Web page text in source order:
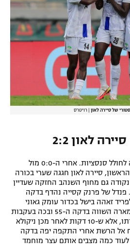
לבית עסק
של סיירה לאון רויטרס
לאון 2:2
הפתעת הטורניר ממשיכה לחולל סנסציות. אחרי ה-0:0 מול
סיירה לאון חגגה שערי בכורה
גם מחוף השנהב החזקה שעדיין
פנדל של פרנק קסייה נהדף בדקה
אבל בדקה ה-25 ווילפריד זאהה בישל בכדור עומק גאוני
לסבסטיאן האלר. מוסא קמארה השווה בדקה ה-55 ובכה בעקבות
השער ההיסטורי של נבחרתו, אלא ש-10 דקות לאחר מכן ניקולא
אל הרשת אחרי התקפה יפה בדקה
לעוד כמה מצבים אותם עצר מוחמד